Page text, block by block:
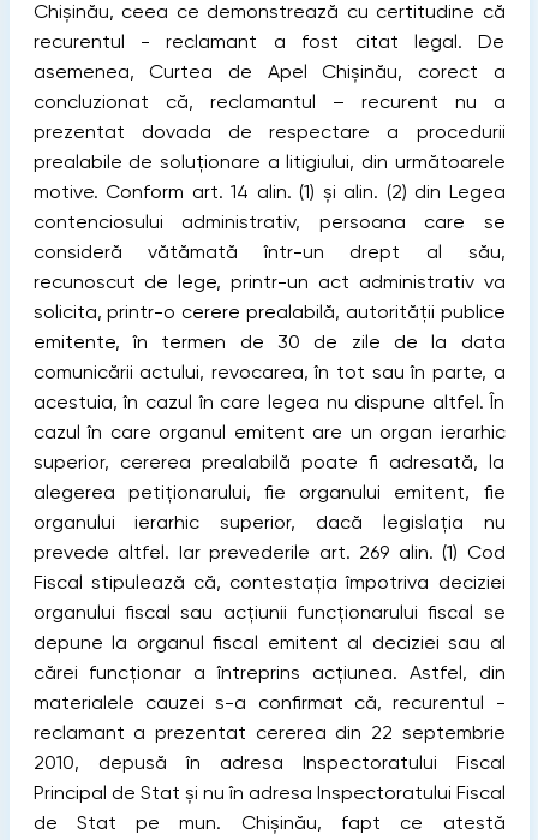
Chișinău, ceea ce demonstrează cu certitudine că
recurentul - reclamant a fost citat legal. De
asemenea, Curtea de Apel Chișinău, corect a
concluzionat că, reclamantul – recurent nu a
prezentat dovada de respectare a procedurii
prealabile de soluţionare a litigiului, din următoarele
motive. Conform art. 14 alin. (1) și alin. (2) din Legea
contenciosului administrativ, persoana care se
consideră vătămată într-un drept al său,
recunoscut de lege, printr-un act administrativ va
solicita, printr-o cerere prealabilă, autorităţii publice
emitente, în termen de 30 de zile de la data
comunicării actului, revocarea, în tot sau în parte, a
acestuia, în cazul în care legea nu dispune altfel. În
cazul în care organul emitent are un organ ierarhic
superior, cererea prealabilă poate ﬁ adresată, la
alegerea petiţionarului, ﬁe organului emitent, ﬁe
organului ierarhic superior, dacă legislaţia nu
prevede altfel. Iar prevederile art. 269 alin. (1) Cod
Fiscal stipulează că, contestaţia împotriva deciziei
organului ﬁscal sau acţiunii funcţionarului ﬁscal se
depune la organul ﬁscal emitent al deciziei sau al
cărei funcţionar a întreprins acţiunea. Astfel, din
materialele cauzei s-a conﬁrmat că, recurentul -
reclamant a prezentat cererea din 22 septembrie
2010, depusă în adresa Inspectoratului Fiscal
Principal de Stat și nu în adresa Inspectoratului Fiscal
de Stat pe mun. Chișinău, fapt ce atestă